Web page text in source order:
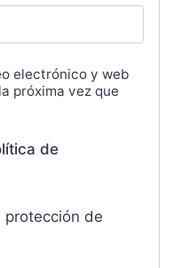
electrónico y web
próxima vez que
de
protección de